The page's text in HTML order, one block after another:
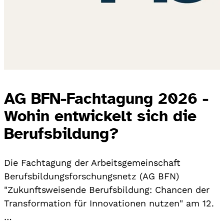
AG BFN-Fachtagung 2026 -
Wohin entwickelt sich die
Berufsbildung?
Die Fachtagung der Arbeitsgemeinschaft
Berufsbildungsforschungsnetz (AG BFN)
"Zukunftsweisende Berufsbildung: Chancen der
Transformation für Innovationen nutzen" am 12.
…